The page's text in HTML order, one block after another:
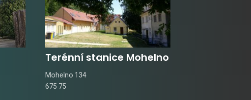
Terénní stanice Mohelno
Mohelno 134
675 75